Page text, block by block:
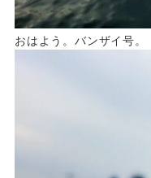
おはよう。バンザイ号。